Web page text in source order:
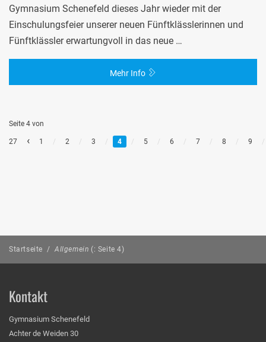
Gymnasium Schenefeld dieses Jahr wieder mit der
Einschulungsfeier unserer neuen Fünftklässlerinnen und
Fünftklässler erwartungvoll in das neue …
Mehr Info
Seite 4 von
27 ‹ 1 / 2 / 3 / 4 / 5 / 6 / 7 / 8 / 9 /
Startseite / Allgemein (: Seite 4)
Kontakt
Gymnasium Schenefeld
Achter de Weiden 30